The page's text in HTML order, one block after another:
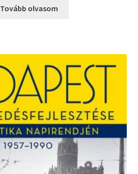
Tovább olvasom